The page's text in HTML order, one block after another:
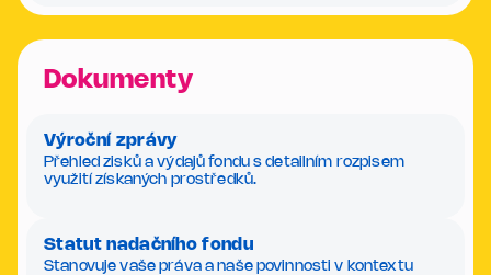
Dokumenty
Výroční zprávy
Přehled zisků a výdajů fondu s detailním rozpisem
využití získaných prostředků.
Statut nadačního fondu
Stanovuje vaše práva a naše povinnosti v kontextu